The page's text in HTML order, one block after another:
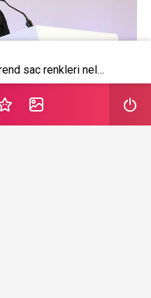
2025 yılının en trend saç renkleri neler?